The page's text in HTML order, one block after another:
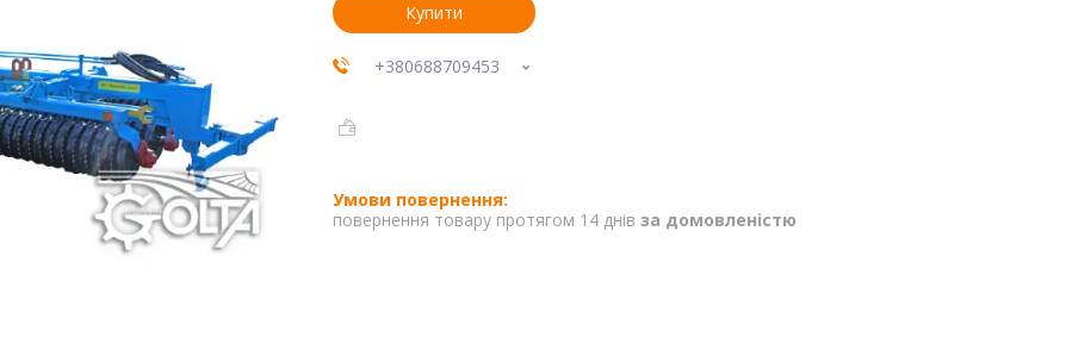
Купити
+380688709453
повернення товару протягом 14 днів за домовленістю